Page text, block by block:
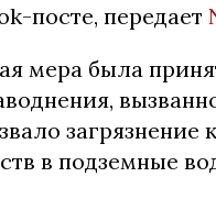
посте, передает
мера была
в подземные